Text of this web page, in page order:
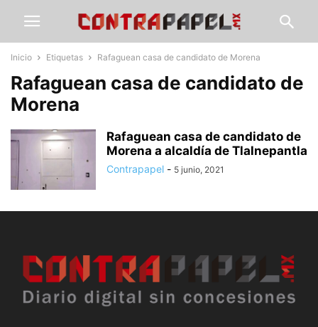
Inicio Etiquetas Rafaguean casa de candidato de Morena
Rafaguean casa de candidato de
Morena
Rafaguean casa de candidato de
Morena a alcaldía de Tlalnepantla
Contrapapel - 5 junio, 2021